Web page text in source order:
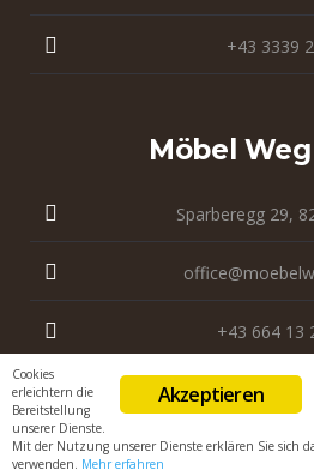
+43 3339
Möbel
Sparberegg 29,
+43 664 13
+43 3339
Akzeptieren
Cookies
erleichtern die
Bereitstellung
unserer Dienste.
Mit der Nutzung unserer Dienste erklären Sie sich
verwenden. Mehr erfahren